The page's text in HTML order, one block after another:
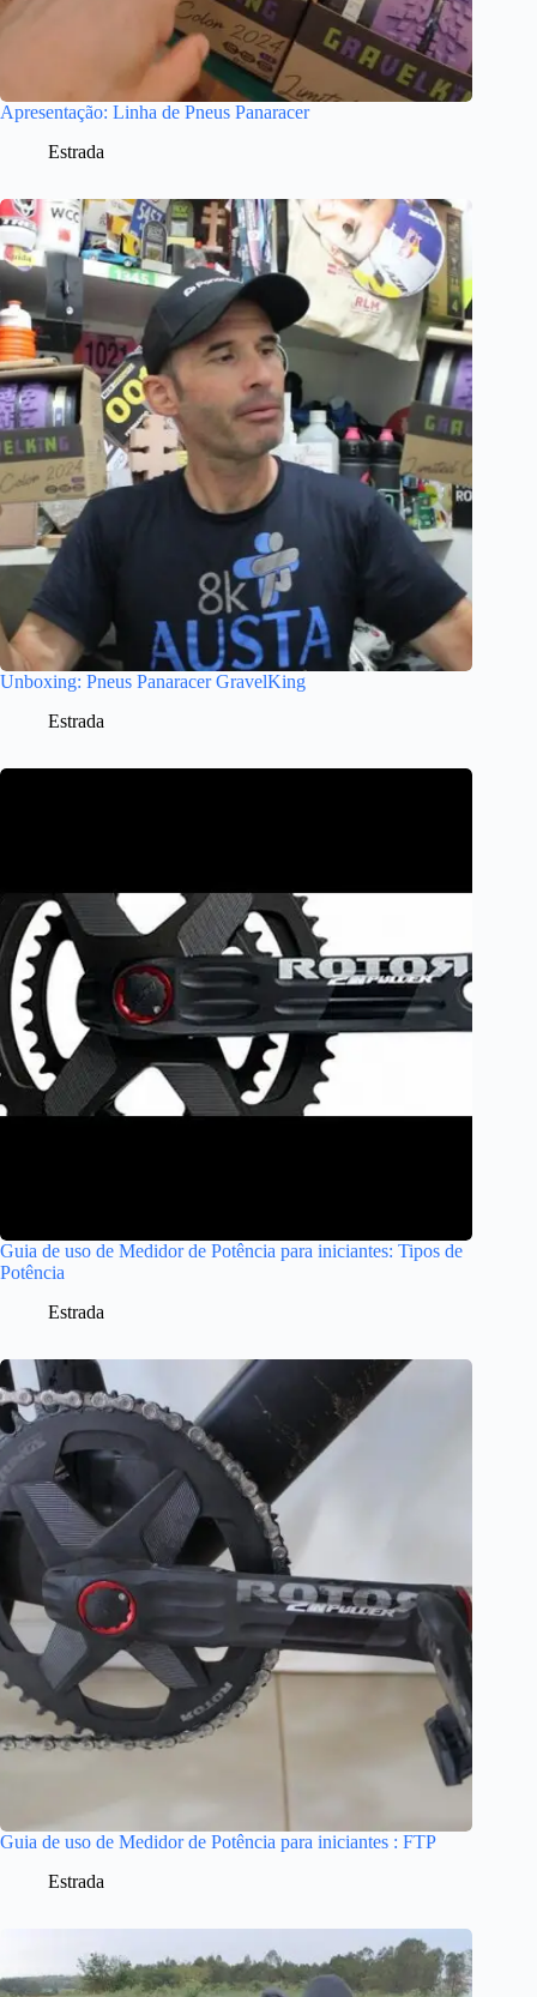
Apresentação: Linha de Pneus Panaracer
Estrada
Unboxing: Pneus Panaracer GravelKing
Estrada
Guia de uso de Medidor de Potência para iniciantes: Tipos de
Potência
Estrada
Guia de uso de Medidor de Potência para iniciantes : FTP
Estrada